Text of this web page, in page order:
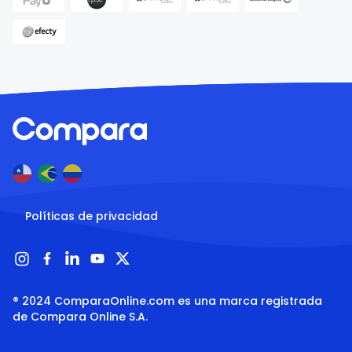
Políticas de privacidad
® 2024 ComparaOnline.com es una marca registrada
de Compara Online S.A.